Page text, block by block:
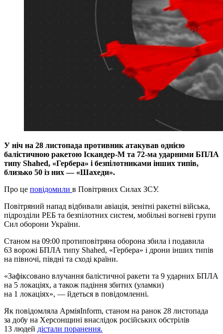
У ніч на 28 листопада противник атакував однією
балістичною ракетою Іскандер-М та 72-ма ударними БПЛА
типу Shahed, «Гербера» і безпілотниками інших типів,
близько 50 із них — «Шахеди».
Про це повідомили в Повітряних Силах ЗСУ.
Повітряний напад відбивали авіація, зенітні ракетні війська,
підрозділи РЕБ та безпілотних систем, мобільні вогневі групи
Сил оборони України.
Станом на 09:00 протиповітряна оборона збила і подавила
63 ворожі БПЛА типу Shahed, «Гербера» і дрони інших типів
на півночі, півдні та сході країни.
«Зафіксовано влучання балістичної ракети та 9 ударних БПЛА
на 5 локаціях, а також падіння збитих (уламки)
на 1 локаціях», — йдеться в повідомленні.
Як повідомляла АрміяInform, станом на ранок 28 листопада
за добу на Херсонщині внаслідок російських обстрілів
13 людей дістали поранення.